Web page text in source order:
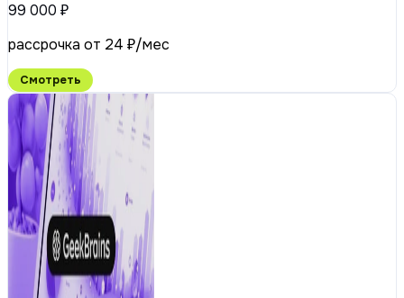
99 000 ₽
рассрочка от 24 ₽/мес
Смотреть